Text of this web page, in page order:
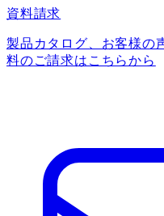
資料請求
製品カタログ、お客様の
料のご請求はこちらから